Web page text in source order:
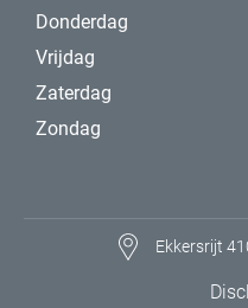
Donderdag
Vrijdag
Zaterdag
Zondag
Ekkersrijt